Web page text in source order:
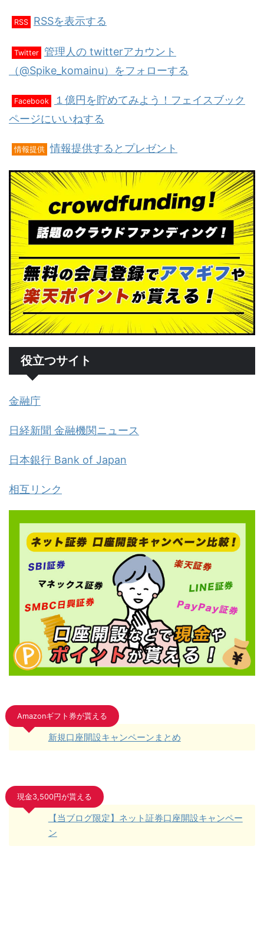
RSS RSSを表示する
Twitter 管理人の twitterアカウント
（@Spike_komainu）をフォローする
Facebook
１億円を貯めてみよう！フェイスブック
ページにいいねする
情報提供 情報提供するとプレゼント
役立つサイト
金融庁
日経新聞 金融機関ニュース
日本銀行 Bank of Japan
相互リンク
Amazonギフト券が貰える
新規口座開設キャンペーンまとめ
現金3,500円が貰える
【当ブログ限定】ネット証券口座開設キャンペー
ン